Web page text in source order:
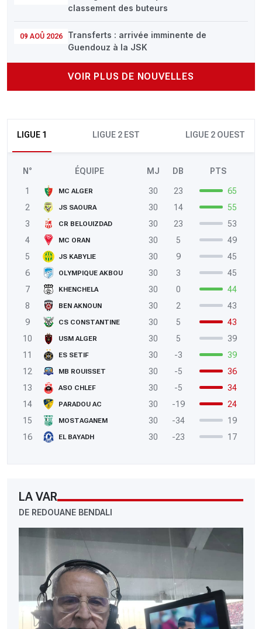
classement des buteurs
09 AOÛ 2026
Transferts : arrivée imminente de
Guendouz à la JSK
VOIR PLUS DE NOUVELLES
LIGUE 1 LIGUE 2 EST LIGUE 2 OUEST
N° ÉQUIPE MJ DB PTS
1 MC ALGER 30 23
65
2
JS SAOURA 30 14
55
3
CR BELOUIZDAD 30 23
53
4
MC ORAN 30 5
49
5
JS KABYLIE 30 9
45
6
OLYMPIQUE AKBOU 30 3
45
7
KHENCHELA 30 0
44
8
BEN AKNOUN 30 2
43
9
CS CONSTANTINE 30 5
43
10
USM ALGER 30 5
39
11
ES SETIF 30 -3
39
12
MB ROUISSET 30 -5
36
13
ASO CHLEF 30 -5
34
14
PARADOU AC 30 -19
24
15
MOSTAGANEM 30 -34
19
16
EL BAYADH 30 -23 17
LA VAR
DE REDOUANE BENDALI